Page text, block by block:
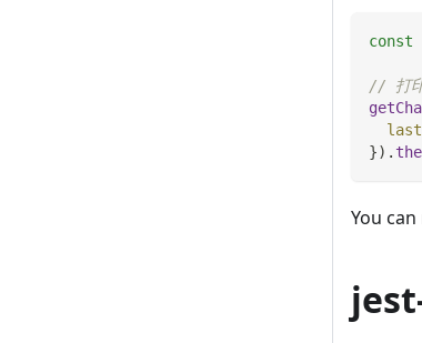
const
// 打印
}) .
You